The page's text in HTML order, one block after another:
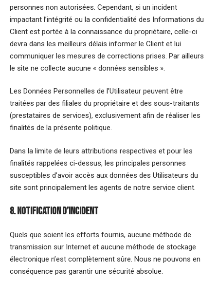
personnes non autorisées. Cependant, si un incident
impactant l’intégrité ou la confidentialité des Informations du
Client est portée à la connaissance du propriétaire, celle-ci
devra dans les meilleurs délais informer le Client et lui
communiquer les mesures de corrections prises. Par ailleurs
le site ne collecte aucune « données sensibles ».
Les Données Personnelles de l’Utilisateur peuvent être
traitées par des filiales du propriétaire et des sous-traitants
(prestataires de services), exclusivement afin de réaliser les
finalités de la présente politique.
Dans la limite de leurs attributions respectives et pour les
finalités rappelées ci-dessus, les principales personnes
susceptibles d’avoir accès aux données des Utilisateurs du
site sont principalement les agents de notre service client.
8. Notification d’incident
Quels que soient les efforts fournis, aucune méthode de
transmission sur Internet et aucune méthode de stockage
électronique n’est complètement sûre. Nous ne pouvons en
conséquence pas garantir une sécurité absolue.